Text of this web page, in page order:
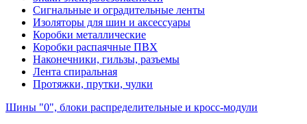
Сигнальные и оградительные ленты
Изоляторы для шин и аксессуары
Коробки металлические
Коробки распаячные ПВХ
Наконечники, гильзы, разъемы
Лента спиральная
Протяжки, прутки, чулки
Шины "0", блоки распределительные и кросс-модули